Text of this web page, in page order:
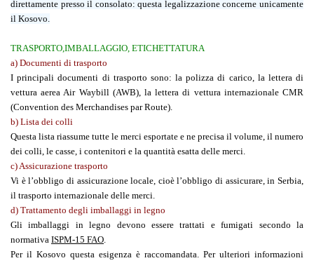
direttamente presso il consolato: questa legalizzazione concerne unicamente
il Kosovo.
TRASPORTO,IMBALLAGGIO, ETICHETTATURA
a) Documenti di trasporto
I principali documenti di trasporto sono: la polizza di carico, la lettera di
vettura aerea Air Waybill (AWB), la lettera di vettura internazionale CMR
(Convention des Merchandises par Route).
b) Lista dei colli
Questa lista riassume tutte le merci esportate e ne precisa il volume, il numero
dei colli, le casse, i contenitori e la quantità esatta delle merci.
c)Assicurazione trasporto
Vi è l’obbligo di assicurazione locale, cioè l’obbligo di assicurare, in Serbia,
il trasporto internazionale delle merci.
d) Trattamento degli imballaggi in legno
Gli imballaggi in legno devono essere trattati e fumigati secondo la
normativa ISPM-15 FAO.
Per il Kosovo questa esigenza è raccomandata. Per ulteriori informazioni